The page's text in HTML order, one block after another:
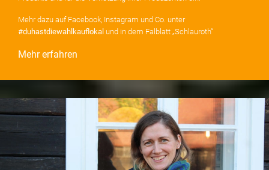
Mehr dazu auf Facebook, Instagram und Co. unter
#duhastdiewahlkauflokal und in dem Falblatt „Schlauroth“
Mehr erfahren